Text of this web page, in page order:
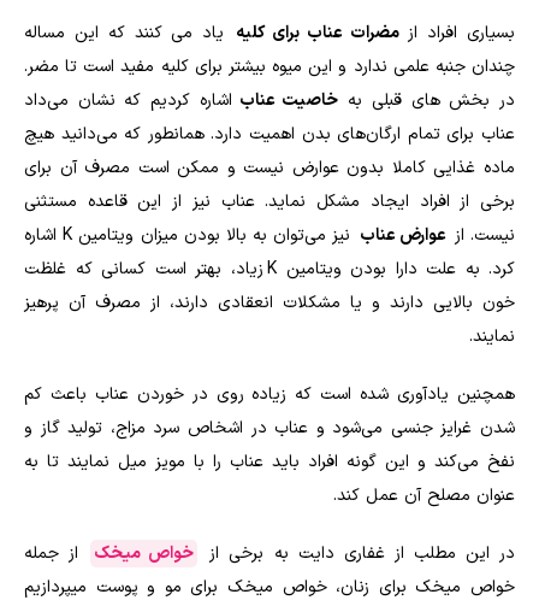
بسیاری افراد از مضرات عناب برای کلیه یاد می کنند که این مساله
چندان جنبه علمی ندارد و این میوه بیشتر برای کلیه مفید است تا مضر.
در بخش های قبلی به خاصیت عناب اشاره کردیم که نشان می‌داد
عناب برای تمام ارگان‌های بدن اهمیت دارد. همانطور که می‌دانید هیچ
ماده غذایی کاملا بدون عوارض نیست و ممکن است مصرف آن برای
برخی از افراد ایجاد مشکل نماید. عناب نیز از این قاعده مستثنی
نیست. از عوارض عناب نیز می‌توان به بالا بودن میزان ویتامین Kاشاره
کرد. به علت دارا بودن ویتامین Kزیاد، بهتر است کسانی که غلظت
خون بالایی دارند و یا مشکلات انعقادی دارند، از مصرف آن پرهیز
نمایند.
همچنین یادآوری شده است که زیاده روی در خوردن عناب باعث کم
شدن غرایز جنسی می‌شود و عناب در اشخاص سرد مزاج، تولید گاز و
نفخ می‌کند و این گونه افراد باید عناب را با مویز میل نمایند تا به
عنوان مصلح آن عمل کند.
در این مطلب از غفاری دایت به برخی از خواص میخک
از جمله
خواص میخک برای زنان، خواص میخک برای مو و پوست میپردازیم